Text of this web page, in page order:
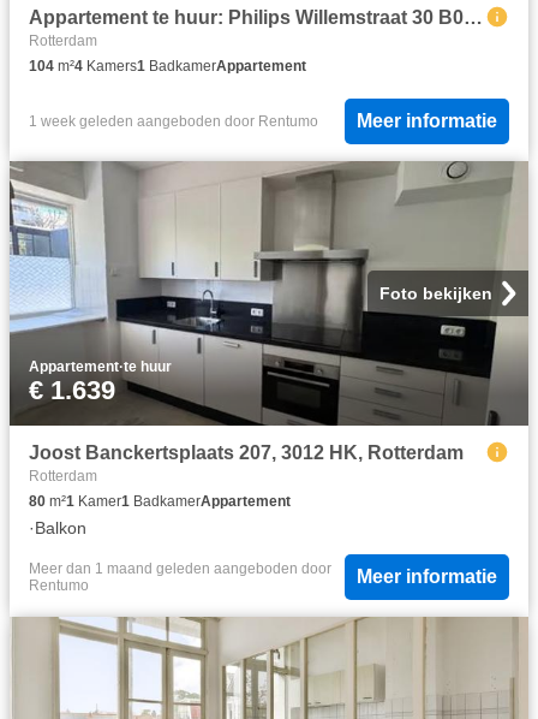
Appartement te huur: Philips Willemstraat 30 B02 3051 PR Rotterdam
Rotterdam
104 m²4 Kamers1 BadkamerAppartement
1 week geleden aangeboden door Rentumo Meer informatie
Foto bekijken
Appartement·te huur
€ 1.639
Joost Banckertsplaats 207, 3012 HK, Rotterdam
Rotterdam
80 m²1 Kamer1 BadkamerAppartement
·Balkon
Meer dan 1 maand geleden aangeboden door
Rentumo
Meer informatie